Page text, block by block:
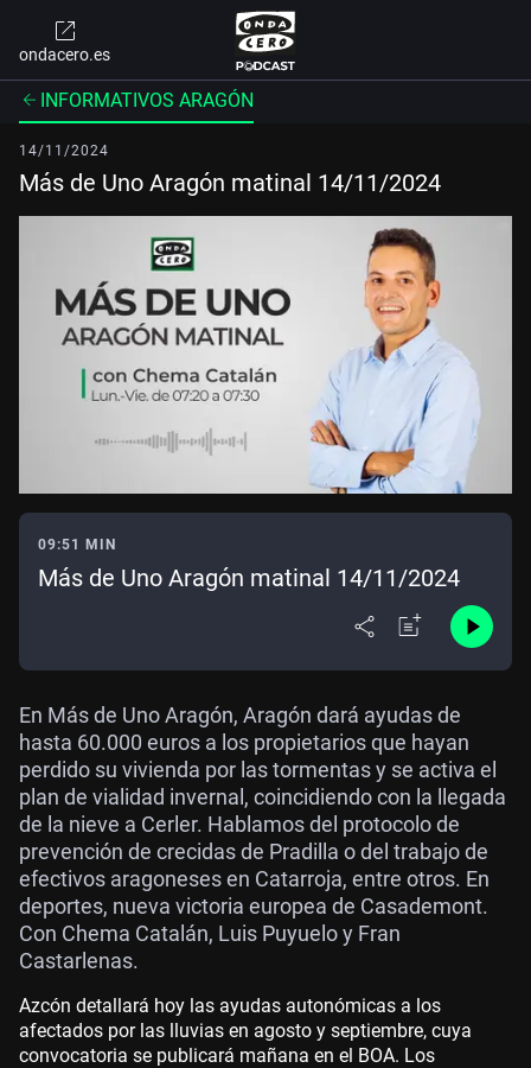
ondacero.es
INFORMATIVOS ARAGÓN
14/11/2024
Más de Uno Aragón matinal 14/11/2024
09:51 MIN
Más de Uno Aragón matinal 14/11/2024
En Más de Uno Aragón, Aragón dará ayudas de
hasta 60.000 euros a los propietarios que hayan
perdido su vivienda por las tormentas y se activa el
plan de vialidad invernal, coincidiendo con la llegada
de la nieve a Cerler. Hablamos del protocolo de
prevención de crecidas de Pradilla o del trabajo de
efectivos aragoneses en Catarroja, entre otros. En
deportes, nueva victoria europea de Casademont.
Con Chema Catalán, Luis Puyuelo y Fran
Castarlenas.
Azcón detallará hoy las ayudas autonómicas a los
afectados por las lluvias en agosto y septiembre, cuya
convocatoria se publicará mañana en el BOA. Los